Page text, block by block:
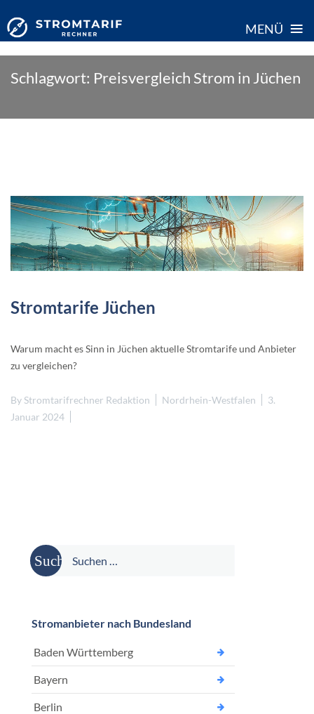
MENÜ ≡
Schlagwort: Preisvergleich Strom in Jüchen
Stromtarife Jüchen
Warum macht es Sinn in Jüchen aktuelle Stromtarife und Anbieter
zu vergleichen?
By Stromtarifrechner Redaktion Nordrhein-Westfalen
3.
Januar 2024
Suche
nach:
Stromanbieter nach Bundesland
Baden Württemberg
Bayern
Berlin